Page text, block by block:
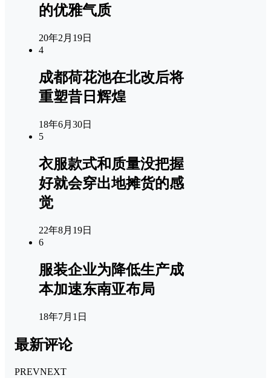
的优雅气质
20年2月19日
4
成都荷花池在北改后将
重塑昔日辉煌
18年6月30日
5
衣服款式和质量没把握
好就会穿出地摊货的感
觉
22年8月19日
6
服装企业为降低生产成
本加速东南亚布局
18年7月1日
最新评论
PREVNEXT